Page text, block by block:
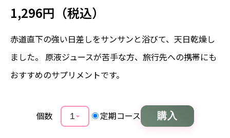
1,296円（税込）
赤道直下の強い日差しをサンサンと浴びて、天日乾燥し
ました。 原液ジュースが苦手な方、旅行先への携帯にも
おすすめのサプリメントです。
個数 定期コース 購入